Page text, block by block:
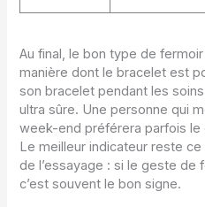
Au final, le bon type de
manière dont le bracelet est
son bracelet pendant les
ultra sûre. Une personne qui
week-end préférera parfois
Le meilleur indicateur reste
de l’essayage : si le geste de
c’est souvent le bon signe.